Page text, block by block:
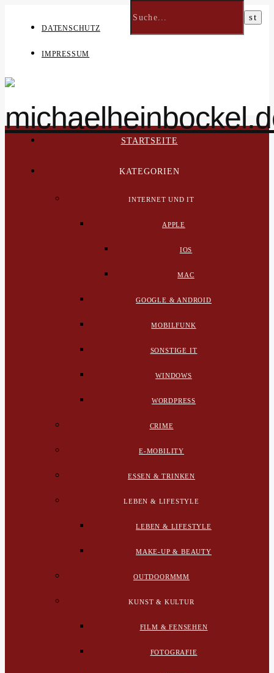
DATENSCHUTZ
IMPRESSUM
STARTSEITE
KATEGORIEN
INTERNET UND IT
APPLE
IOS
MAC
GOOGLE & ANDROID
MOBILFUNK
SONSTIGE IT
WINDOWS
WORDPRESS
CRIME
E-MOBILITY
ESSEN & TRINKEN
LEBEN & LIFESTYLE
LEBEN & LIFESTYLE
MAKE-UP & BEAUTY
OUTDOORMMM
KUNST & KULTUR
FILM & FENSEHEN
FOTOGRAFIE